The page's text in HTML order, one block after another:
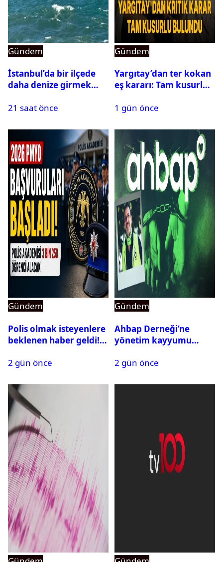
Gündem
İstanbul’da bir ilçede
daha denize girmek
21 saat önce
Gündem
Yargıtay’dan ter kokan
eş kararı: Tam kusurlu
1 gün önce
Gündem
Polis olmak isteyenlere
beklenen haber geldi!
2 gün önce
Gündem
Ahbap Derneği’ne
yönetim kayyumu
açıldı
2 gün önce